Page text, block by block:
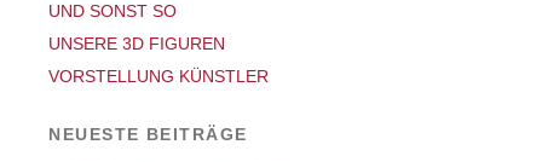
UND SONST SO
UNSERE 3D FIGUREN
VORSTELLUNG KÜNSTLER
NEUESTE BEITRÄGE